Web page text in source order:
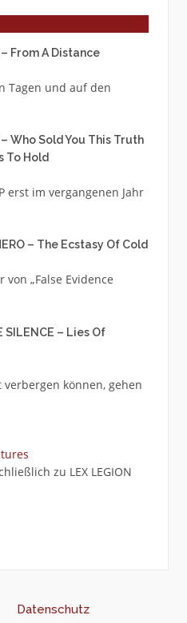
From A Distance
Tagen und auf den
Who Sold You This Truth
To Hold
erst im vergangenen Jahr
– The Ecstasy Of Cold
von „False Evidence
SILENCE – Lies Of
können, gehen
zu LEX LEGION
Datenschutz